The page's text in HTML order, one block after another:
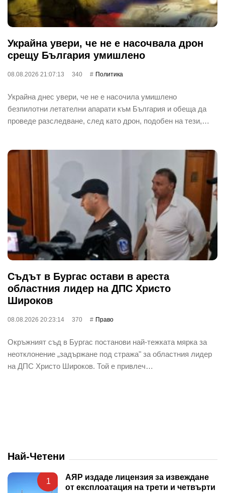
Украйна увери, че не е насочвала дрон
срещу България умишлено
08.08.2026 21:07:13 340 Политика
Украйна днес увери, че не е насочила умишлено
безпилотни летателни апарати към България и обеща да
проведе разследване, след като дрон, подобен на тези,…
Съдът в Бургас остави в ареста
областния лидер на ДПС Христо
Широков
08.08.2026 20:23:14 370 Право
Окръжният съд в Бургас постанови най-тежката мярка за
неотклонение „задържане под стража" за областния лидер
на ДПС Христо Широков. Той е привлеч…
Най-Четени
1
АЯР издаде лицензия за извеждане
от експлоатация на трети и четвърти